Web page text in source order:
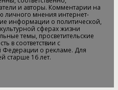
и авторы. Комментарии на
личного мнения интернет-
информации о политической,
сферах жизни
темы, просветительские
в соответствии с
Федерации о рекламе. Для
старше 16 лет.